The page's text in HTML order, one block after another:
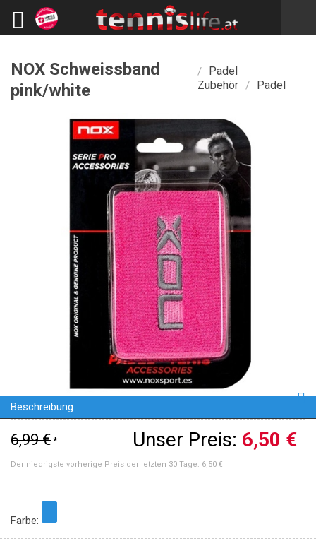
NOX Schweissband
pink/white
/
Padel
Zubehör / Padel
Beschreibung
6,99 €* Unser Preis: 6,50 €
Der niedrigste vorherige Preis der letzten 30 Tage: 6,50 €
Farbe: